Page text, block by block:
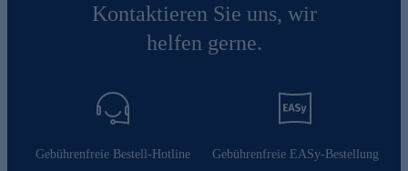
Kontaktieren Sie uns, wir
helfen gerne.
Gebührenfreie Bestell-Hotline Gebührenfreie EASy-Bestellung